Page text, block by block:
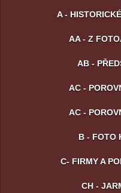
A -
AA - Z
AB -
AC -
AC -
B - FOTO
C- FIRMY A
CH -